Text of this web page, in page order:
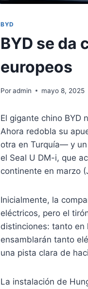
BYD
BYD se da
europeos
Poradmin mayo 8, 2025
El gigante chino BYD
Ahora redobla su
otra en Turquía— y
el Seal U DM-i, que
continente en marzo
Inicialmente, la
eléctricos, pero el
distinciones: tanto en
ensamblarán tanto
una pista clara de
La instalación de